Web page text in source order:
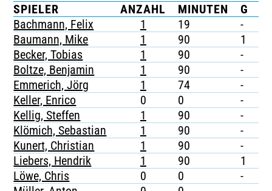
TICKETING
SPIELER
ANZAHL MINUTEN G
Bachmann, Felix
1 19 -
Baumann, Mike
1 90 1
Becker, Tobias
1 90 -
Boltze, Benjamin
1 90 -
Emmerich, Jörg
1 74 -
Keller, Enrico
0 0 -
Kellig, Steffen
1 90 -
Klömich, Sebastian
1 90 -
Kunert, Christian
1 90 -
Liebers, Hendrik
1 90 1
Löwe, Chris
0 0 -